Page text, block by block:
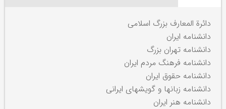
دائرة المعارف بزرگ اسلامی
دانشنامه ایران
دانشنامه تهران بزرگ
دانشنامه فرهنگ مردم ایران
دانشنامه حقوق ایران
دانشنامه زبانها و گویشهای ایرانی
دانشنامه هنر ایران